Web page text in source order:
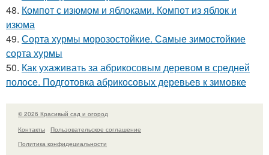
48. Компот с изюмом и яблоками. Компот из яблок и
изюма
49. Сорта хурмы морозостойкие. Самые зимостойкие
сорта хурмы
50. Как ухаживать за абрикосовым деревом в средней
полосе. Подготовка абрикосовых деревьев к зимовке
© 2026 Красивый сад и огород
Контакты
Пользовательское соглашение
Политика конфидециальности